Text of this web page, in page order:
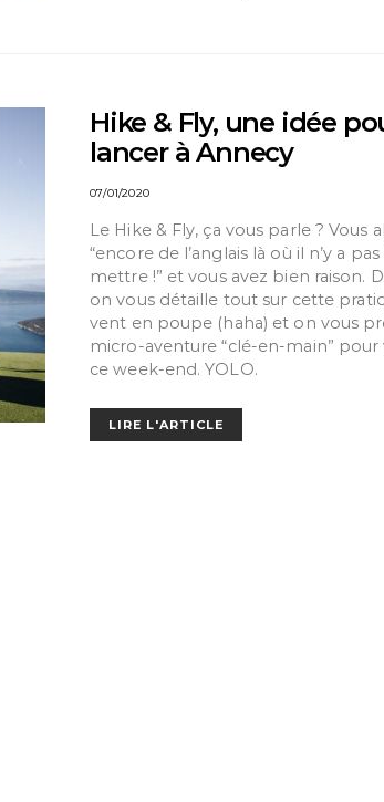
Hike & Fly, une idée
lancer à Annecy
07/01/2020
Le Hike & Fly, ça vous parle ? Vous
“encore de l’anglais là où il n’y a
mettre !” et vous avez bien raison.
on vous détaille tout sur cette
vent en poupe (haha) et on vous
micro-aventure “clé-en-main” pour
ce week-end. YOLO.
LIRE L'ARTICLE